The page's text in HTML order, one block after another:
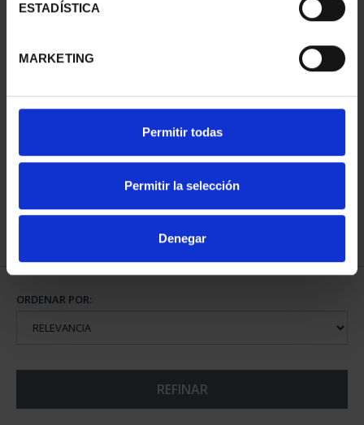
ESTADÍSTICA
MARKETING
Permitir todas
Permitir la selección
Denegar
CIUDADES PATRIMONIO
73,00 €
ORDENAR POR:
REFINAR